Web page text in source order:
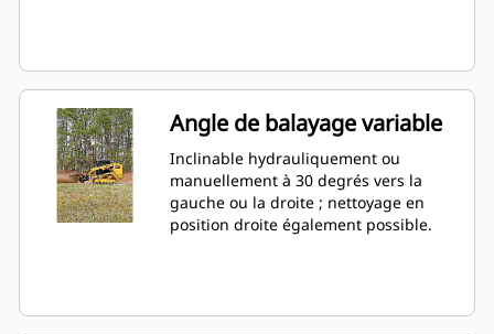
Angle de balayage variable
Inclinable hydrauliquement ou
manuellement à 30 degrés vers la
gauche ou la droite ; nettoyage en
position droite également possible.